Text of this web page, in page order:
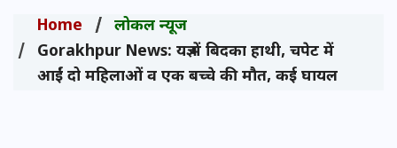
Home
लोकल न्यूज
Gorakhpur News: यज्ञ में बिदका हाथी, चपेट में
आईं दो महिलाओं व एक बच्चे की मौत, कई घायल